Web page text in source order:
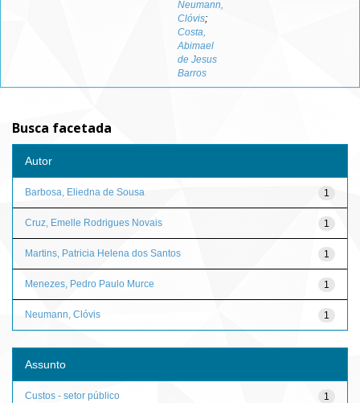
Neumann,
Clóvis;
Costa,
Abimael
de Jesus
Barros
Busca facetada
Autor
1
Barbosa, Eliedna de Sousa
1
Cruz, Emelle Rodrigues Novais
1
Martins, Patricia Helena dos Santos
1
Menezes, Pedro Paulo Murce
1
Neumann, Clóvis
Assunto
1
Custos - setor público